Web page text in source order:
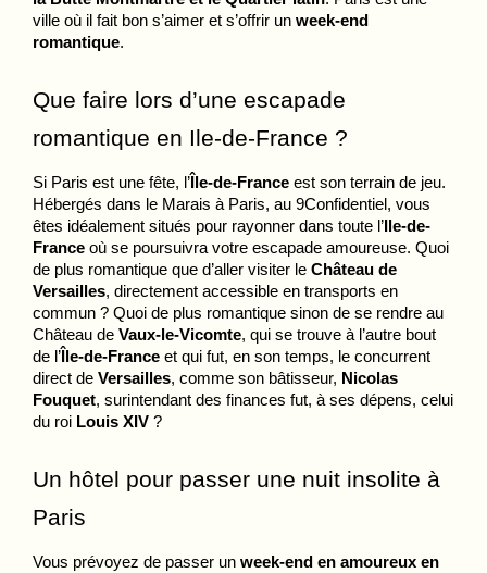
ville où il fait bon s’aimer et s’offrir un week-end
romantique.
Que faire lors d’une escapade
romantique en Ile-de-France ?
Si Paris est une fête, l’ Île-de-France est son terrain de jeu.
Hébergés dans le Marais à Paris, au 9Confidentiel, vous
êtes idéalement situés pour rayonner dans toute l’ Ile-de-
France où se poursuivra votre escapade amoureuse. Quoi
de plus romantique que d’aller visiter le Château de
Versailles, directement accessible en transports en
commun ? Quoi de plus romantique sinon de se rendre au
Château de Vaux-le-Vicomte, qui se trouve à l’autre bout
de l’ Île-de-France et qui fut, en son temps, le concurrent
direct de Versailles, comme son bâtisseur, Nicolas
Fouquet, surintendant des finances fut, à ses dépens, celui
du roi Louis XIV ?
Un hôtel pour passer une nuit insolite à
Paris
Vous prévoyez de passer un week-end en amoureux en
CHAMBRES & SUITES
SERVICES
GALERIE
OFFRES
TOURISME
GROUPES & BUSINESS
NOS ENGAGEMENTS
FR EN ES